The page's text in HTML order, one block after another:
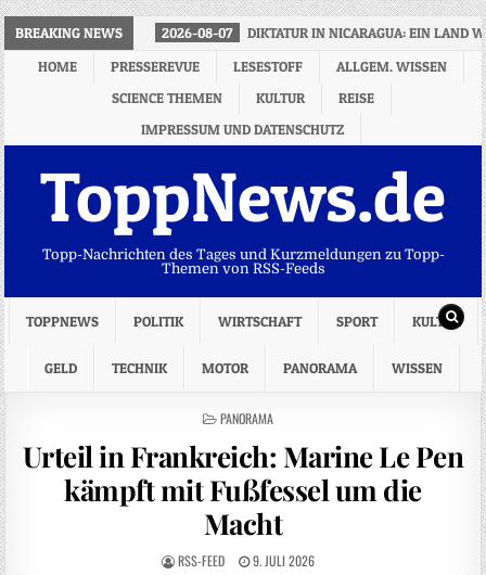
BREAKING NEWS 2026-08-07
DIKTATUR IN NICARAGUA: EIN LAND
HOME
PRESSEREVUE LESESTOFF
ALLGEM. WISSEN
SCIENCE THEMEN
KULTUR
REISE
IMPRESSUM UND DATENSCHUTZ
ToppNews.de
Topp-Nachrichten des Tages und Kurzmeldungen zu Topp-
Themen von RSS-Feeds
TOPPNEWS POLITIK WIRTSCHAFT SPORT KULTUR
GELD TECHNIK MOTOR PANORAMA WISSEN
POSTED
PANORAMA
Urteil in Frankreich: Marine Le Pen
kämpft mit Fußfessel um die
Macht
RSS-FEED 9. JULI 2026